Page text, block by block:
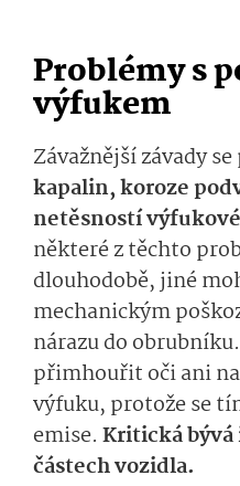
Problémy s
výfukem
Závažnější závady
kapalin, koroze
netěsností
některé z těchto
dlouhodobě, jiné
mechanickým
nárazu do
přimhouřit oči ani
výfuku, protože se
emise. Kritická bývá
částech vozidla.